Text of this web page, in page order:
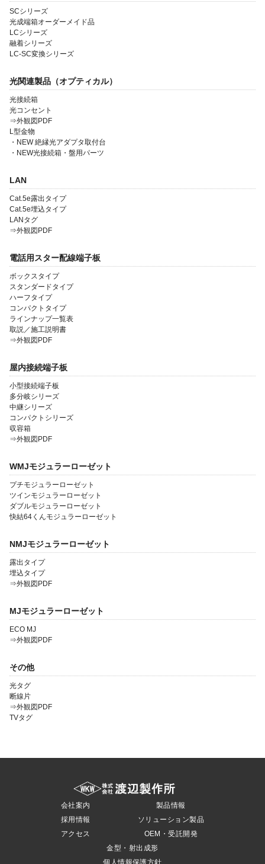
ソリューション製品
SCシリーズ
光成端箱オーダーメイド品
LCシリーズ
融着シリーズ
LC-SC変換シリーズ
光関連製品（オプティカル）
光接続箱
光コンセント
⇒外観図PDF
L型金物
・NEW 絶縁光アダプタ取付台
・NEW光接続箱・盤用パーツ
LAN
Cat.5e露出タイプ
Cat.5e埋込タイプ
LANタグ
⇒外観図PDF
電話用スター配線端子板
ボックスタイプ
スタンダードタイプ
ハーフタイプ
コンパクトタイプ
ラインナップ一覧表
取説／施工説明書
⇒外観図PDF
屋内接続端子板
小型接続端子板
多分岐シリーズ
中継シリーズ
コンパクトシリーズ
収容箱
⇒外観図PDF
WMJモジュラーローゼット
プチモジュラーローゼット
ツインモジュラーローゼット
ダブルモジュラーローゼット
快結64くんモジュラーローゼット
NMJモジュラーローゼット
露出タイプ
埋込タイプ
⇒外観図PDF
MJモジュラーローゼット
ECO MJ
⇒外観図PDF
その他
光タグ
断線片
⇒外観図PDF
TVタグ
会社案内
採用情報
アクセス
製品情報
ソリューション製品
OEM・受託開発
金型・射出成形
個人情報保護方針